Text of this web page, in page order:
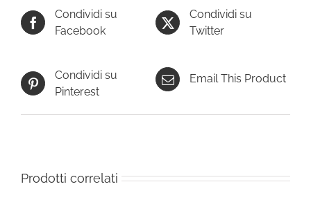
Condividi su
Facebook
Condividi su
Twitter
Condividi su
Pinterest
Email This Product
Prodotti correlati